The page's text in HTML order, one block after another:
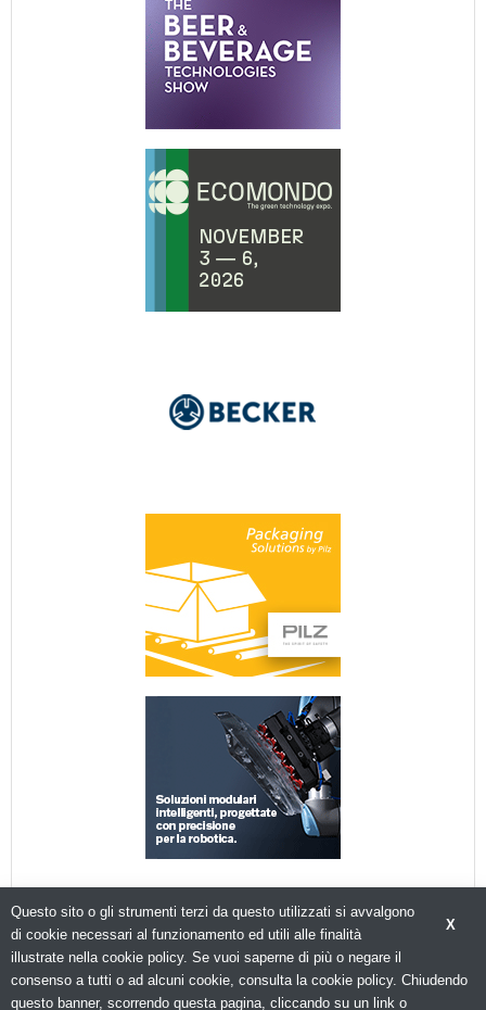
© Copyright 2026. Packagingspace.net - Il portale del packaging - N.ro Iscrizione ROC 35480 -
Privacy policy
X
Questo sito o gli strumenti terzi da questo utilizzati si avvalgono
di cookie necessari al funzionamento ed utili alle finalità
illustrate nella cookie policy. Se vuoi saperne di più o negare il
consenso a tutti o ad alcuni cookie, consulta la cookie policy. Chiudendo
questo banner, scorrendo questa pagina, cliccando su un link o